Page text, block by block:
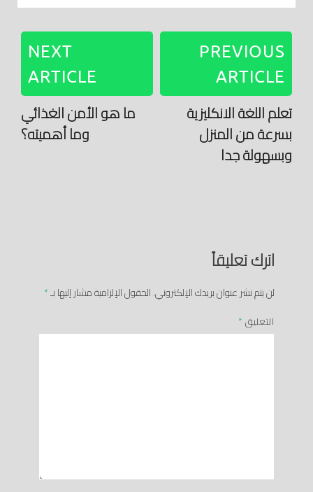
PREVIOUS
ARTICLE
تعلم اللغة الانكليزية
بسرعة من المنزل
وبسهولة جدا
NEXT
ARTICLE
ما هو الأمن الغذائي
وما أهميته؟
اترك تعليقاً
لن يتم نشر عنوان بريدك الإلكتروني.الحقول الإلزامية مشار إليها بـ*
التعليق *